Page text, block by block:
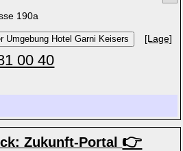
190a
[Lage]
00 40
Zukunft-Portal 👉